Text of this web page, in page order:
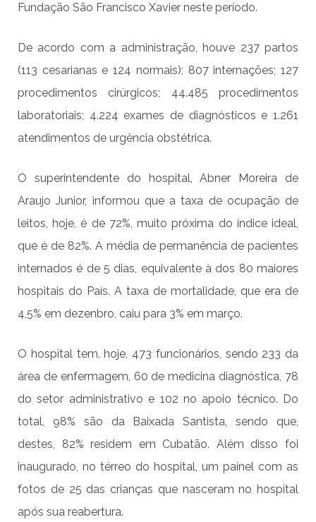
Fundação São Francisco Xavier neste período.
De acordo com a administração, houve 237 partos
(113 cesarianas e 124 normais); 807 internações; 127
procedimentos cirúrgicos; 44.485 procedimentos
laboratoriais; 4.224 exames de diagnósticos e 1.261
atendimentos de urgência obstétrica.
O superintendente do hospital, Abner Moreira de
Araujo Junior, informou que a taxa de ocupação de
leitos, hoje, é de 72%, muito próxima do índice ideal,
que é de 82%. A média de permanência de pacientes
internados é de 5 dias, equivalente à dos 80 maiores
hospitais do País. A taxa de mortalidade, que era de
4,5% em dezenbro, caiu para 3% em março.
O hospital tem, hoje, 473 funcionários, sendo 233 da
área de enfermagem, 60 de medicina diagnóstica, 78
do setor administrativo e 102 no apoio técnico. Do
total, 98% são da Baixada Santista, sendo que,
destes, 82% residem em Cubatão. Além disso foi
inaugurado, no térreo do hospital, um painel com as
fotos de 25 das crianças que nasceram no hospital
após sua reabertura.